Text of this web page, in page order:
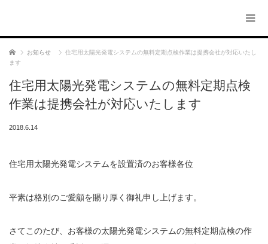
ホーム お知らせ
住宅用太陽光発電システムの無料定期点検作業は提携会社が対応いたし
ます
住宅用太陽光発電システムの無料定期点検
作業は提携会社が対応いたします
2018.6.14
住宅用太陽光発電システムを設置済のお客様各位
平素は格別のご愛顧を賜り厚く御礼申し上げます。
さてこのたび、お客様の太陽光発電システムの無料定期点検の作